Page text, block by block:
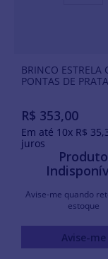
BRINCO ESTRELA
PONTAS DE PRATA
R$ 353,00
Em até 10x R$ 35,
juros
Produto
Avise-me quando
estoque
Avise-me